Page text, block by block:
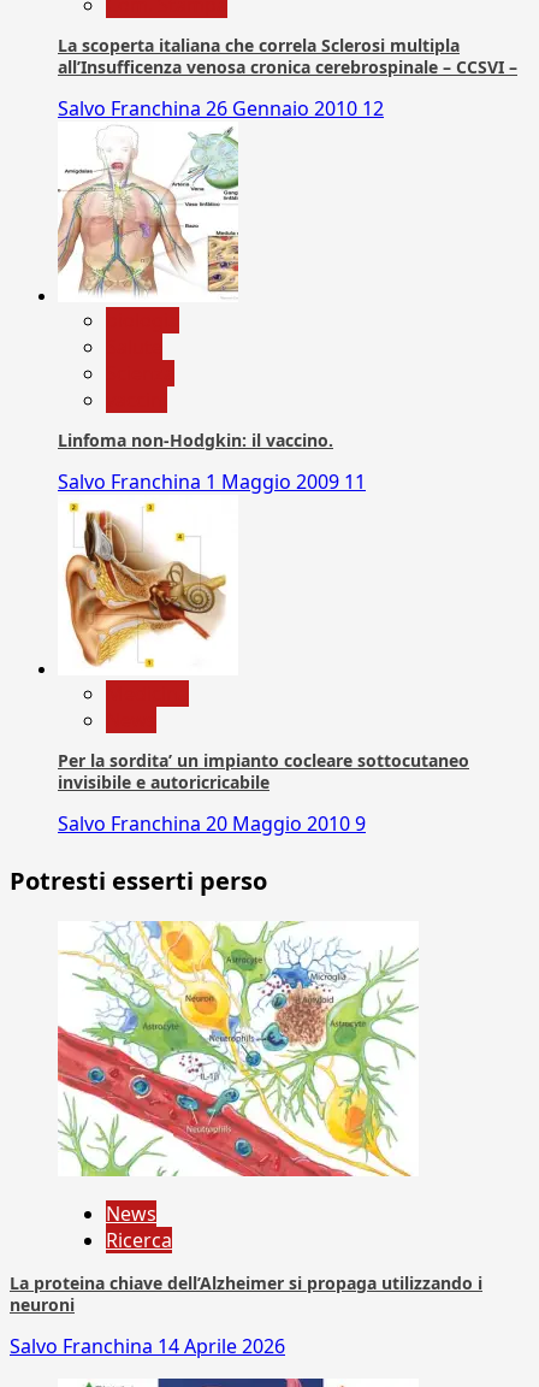
La scoperta italiana che correla Sclerosi multipla
all’Insufficenza venosa cronica cerebrospinale – CCSVI –
Salvo Franchina 26 Gennaio 2010 12
Linfoma non-Hodgkin: il vaccino.
Salvo Franchina 1 Maggio 2009 11
Per la sordita’ un impianto cocleare sottocutaneo
invisibile e autoricricabile
Salvo Franchina 20 Maggio 20109
Potresti esserti perso
News
Ricerca
La proteina chiave dell’Alzheimer si propaga utilizzando i
neuroni
Salvo Franchina 14 Aprile 2026